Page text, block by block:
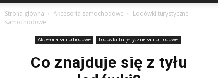
Strona główna Akcesoria samochodowe
Lodówki turystyczne
samochodowe
Akcesoria samochodowe Lodówki turystyczne samochodowe
Co znajduje się z tyłu